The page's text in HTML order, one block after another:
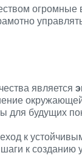
является
для будущих
к
к созданию